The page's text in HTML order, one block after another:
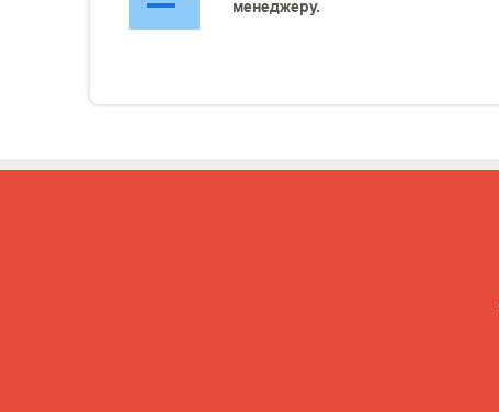
менеджеру.